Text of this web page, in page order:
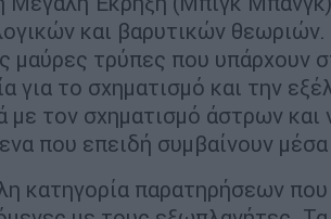
και βαρυτικών θεωριών.
μαύρες τρύπες που υπάρχουν
για το σχηματισμό και την
με τον σχηματισμό άστρων
που επειδή συμβαίνουν
κατηγορία παρατηρήσεων που